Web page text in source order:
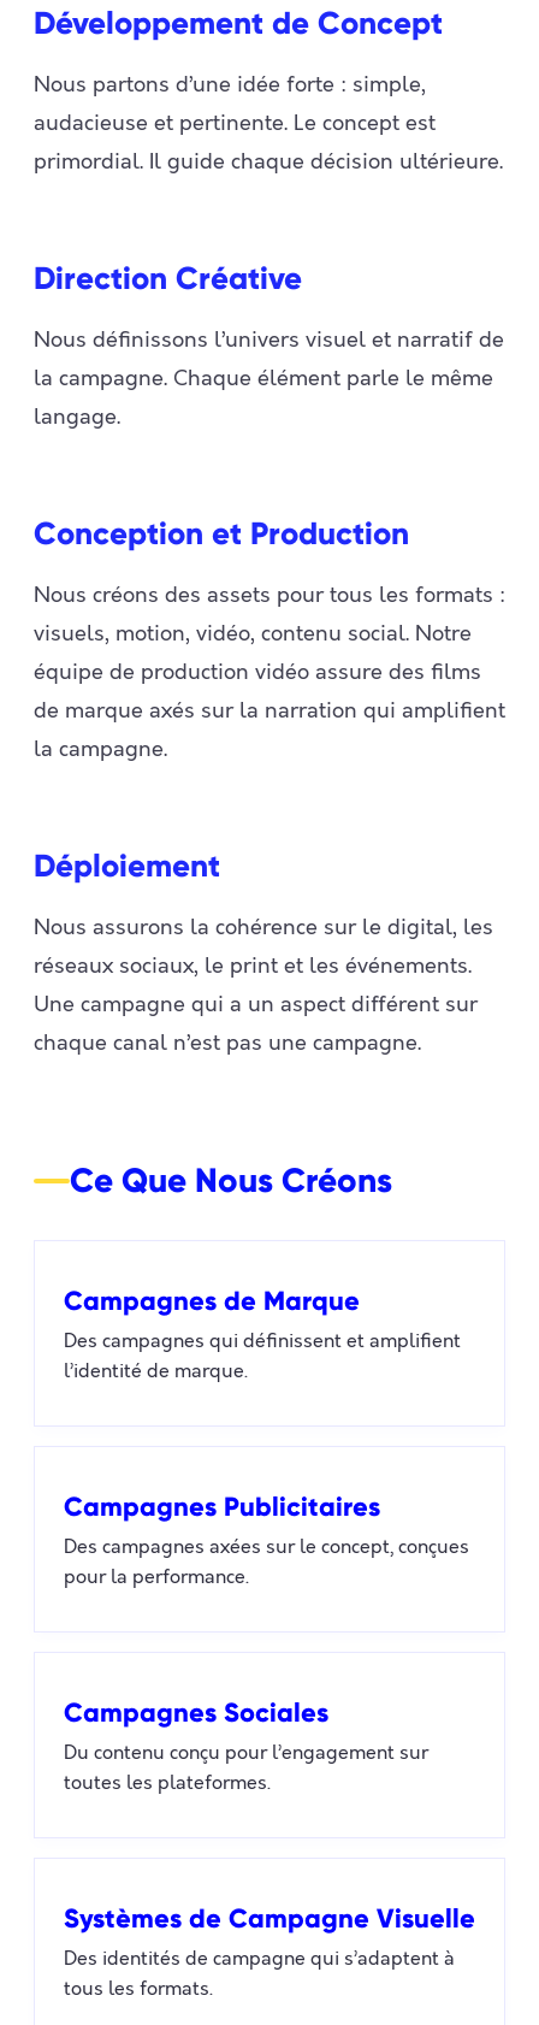
Développement de Concept
Nous partons d’une idée forte : simple,
audacieuse et pertinente. Le concept est
primordial. Il guide chaque décision ultérieure.
Direction Créative
Nous définissons l’univers visuel et narratif de
la campagne. Chaque élément parle le même
langage.
Conception et Production
Nous créons des assets pour tous les formats :
visuels, motion, vidéo, contenu social. Notre
équipe de production vidéo assure des films
de marque axés sur la narration qui amplifient
la campagne.
Déploiement
Nous assurons la cohérence sur le digital, les
réseaux sociaux, le print et les événements.
Une campagne qui a un aspect différent sur
chaque canal n’est pas une campagne.
Ce Que Nous Créons
Campagnes de Marque
Des campagnes qui définissent et amplifient
l’identité de marque.
Campagnes Publicitaires
Des campagnes axées sur le concept, conçues
pour la performance.
Campagnes Sociales
Du contenu conçu pour l’engagement sur
toutes les plateformes.
Systèmes de Campagne Visuelle
Des identités de campagne qui s’adaptent à
tous les formats.